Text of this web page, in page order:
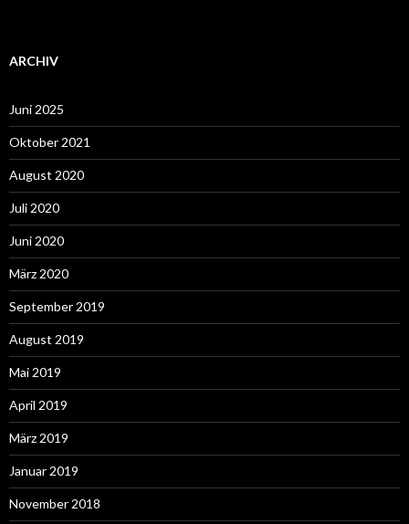
ARCHIV
Juni 2025
Oktober 2021
August 2020
Juli 2020
Juni 2020
März 2020
September 2019
August 2019
Mai 2019
April 2019
März 2019
Januar 2019
November 2018